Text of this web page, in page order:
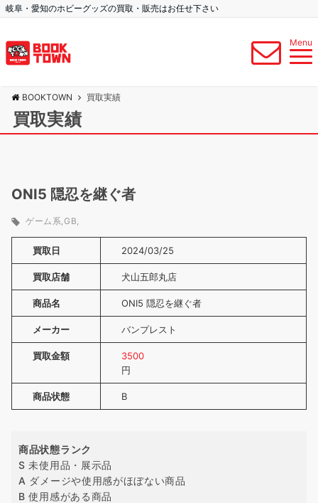
岐阜・愛知のホビーグッズの買取・販売はお任せ下さい
Menu
BOOKTOWN 買取実績
買取実績
ONI5 隠忍を継ぐ者
ゲーム系 GB
買取日 2024/03/25
買取店舗 犬山五郎丸店
商品名 ONI5 隠忍を継ぐ者
メーカー バンプレスト
買取金額
3500
円
商品状態 B
商品状態ランク
S 未使用品・展示品
A ダメージや使用感がほぼない商品
B 使用感がある商品